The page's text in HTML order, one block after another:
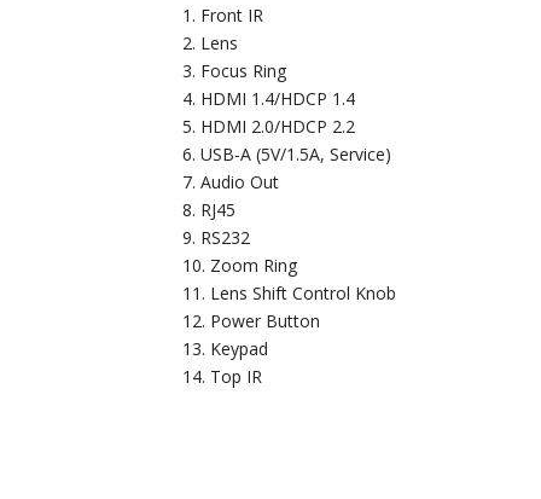
Front IR
Lens
Focus Ring
HDMI 1.4/HDCP 1.4
HDMI 2.0/HDCP 2.2
USB-A (5V/1.5A, Service)
Audio Out
RJ45
RS232
Zoom Ring
Lens Shift Control Knob
Power Button
Keypad
Top IR